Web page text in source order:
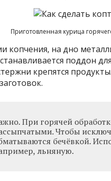
Приготовленная курица
копчения, на дно
поддон
крепятся
При горячей
Чтобы
бечёвкой.
льняную.